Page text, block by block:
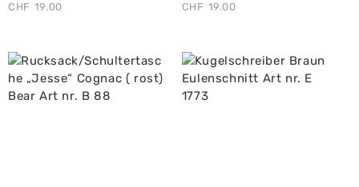
CHF 19.00 CHF 19.00